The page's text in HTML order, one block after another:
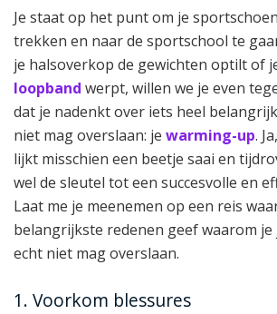
Je staat op het punt om je
trekken en naar de sportschool te
je halsoverkop de gewichten optilt of
loopband werpt, willen we je even
dat je nadenkt over iets heel
niet mag overslaan: je warming-up.
lijkt misschien een beetje saai en
wel de sleutel tot een succesvolle en
Laat me je meenemen op een reis
belangrijkste redenen geef waarom
echt niet mag overslaan.
1. Voorkom blessures